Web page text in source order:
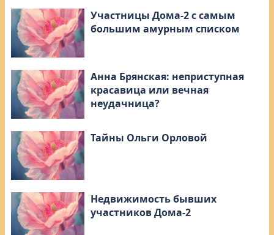
Участницы Дома-2 с самым
большим амурным списком
Анна Брянская: неприступная
красавица или вечная
неудачница?
Тайны Ольги Орловой
Недвижимость бывших
участников Дома-2